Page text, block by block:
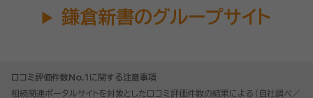
鎌倉新書のグループサイト
口コミ評価件数No.1に関する注意事項
相続関連ポータルサイトを対象とした口コミ評価件数の結果による（自社調べ／